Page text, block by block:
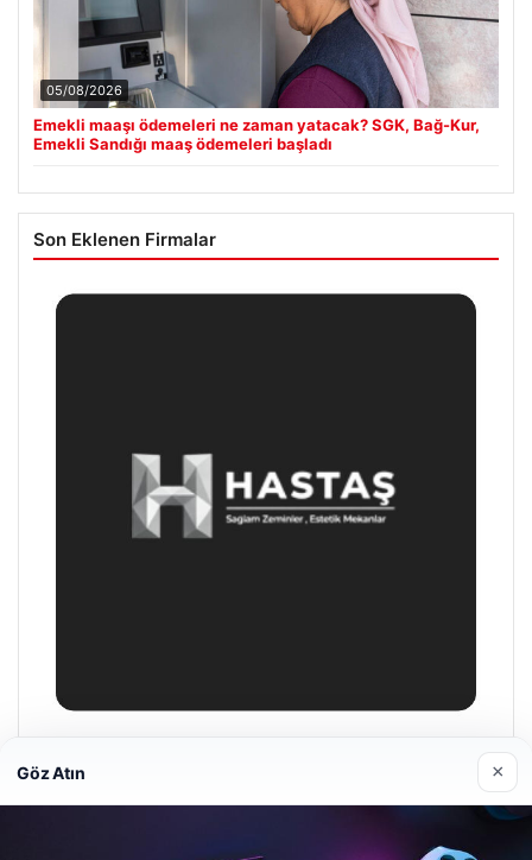
05/08/2026
Emekli maaşı ödemeleri ne zaman yatacak? SGK, Bağ-Kur,
Emekli Sandığı maaş ödemeleri başladı
Son Eklenen Firmalar
Hastaş Beton
Göz Atın ×